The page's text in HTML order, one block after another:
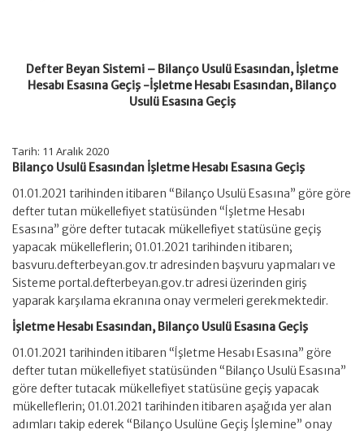
için
Defter Beyan Sistemi – Bilanço Usulü Esasından, İşletme
Hesabı Esasına Geçiş -İşletme Hesabı Esasından, Bilanço
Usulü Esasına Geçiş
Tarih: 11 Aralık 2020
Bilanço Usulü Esasından İşletme Hesabı Esasına Geçiş
01.01.2021 tarihinden itibaren “Bilanço Usulü Esasına” göre göre
defter tutan mükellefiyet statüsünden “İşletme Hesabı
Esasına” göre defter tutacak mükellefiyet statüsüne geçiş
yapacak mükelleflerin; 01.01.2021 tarihinden itibaren;
basvuru.defterbeyan.gov.tr adresinden başvuru yapmaları ve
Sisteme portal.defterbeyan.gov.tr adresi üzerinden giriş
yaparak karşılama ekranına onay vermeleri gerekmektedir.
İşletme Hesabı Esasından, Bilanço Usulü Esasına Geçiş
01.01.2021 tarihinden itibaren “İşletme Hesabı Esasına” göre
defter tutan mükellefiyet statüsünden “Bilanço Usulü Esasına”
göre defter tutacak mükellefiyet statüsüne geçiş yapacak
mükelleflerin; 01.01.2021 tarihinden itibaren aşağıda yer alan
adımları takip ederek “Bilanço Usulüne Geçiş İşlemine” onay